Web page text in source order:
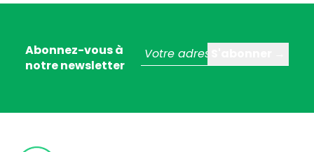
Abonnez-vous à
notre newsletter